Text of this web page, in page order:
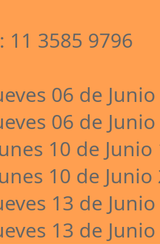
11 3585 9796
06 de
06 de
10 de Junio
10 de Junio
13 de
13 de